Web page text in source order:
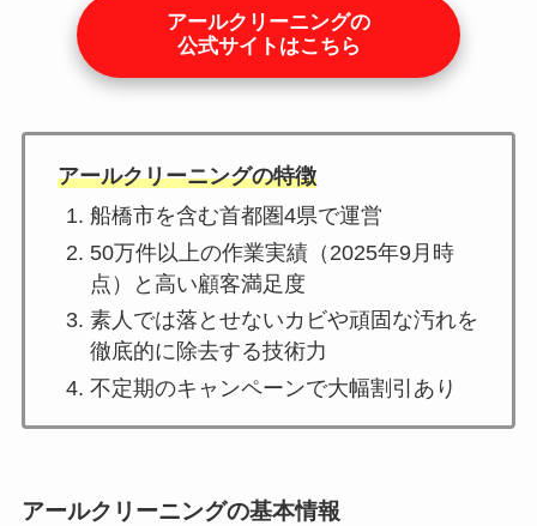
アールクリーニングの
公式サイトはこちら
アールクリーニングの特徴
船橋市を含む首都圏4県で運営
50万件以上の作業実績（2025年9月時
点）と高い顧客満足度
素人では落とせないカビや頑固な汚れを
徹底的に除去する技術力
不定期のキャンペーンで大幅割引あり
アールクリーニングの基本情報